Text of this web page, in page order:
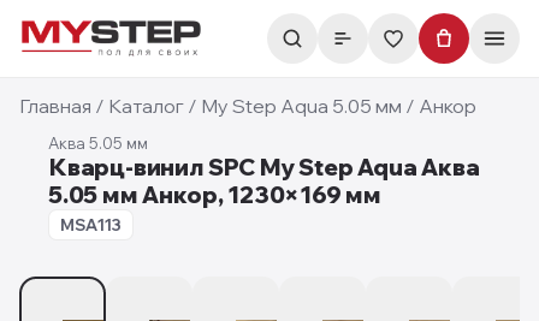
Главная / Каталог / My Step Aqua 5.05 мм / Анкор
5.05 мм
Аква 5.05 мм
Кварц-винил SPC My Step Aqua Аква
5.05 мм Анкор, 1230×169 мм
MSA113